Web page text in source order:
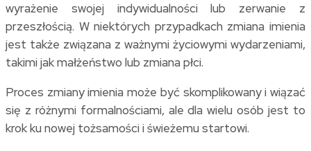
wyrażenie swojej indywidualności lub zerwanie z
przeszłością. W niektórych przypadkach zmiana imienia
jest także związana z ważnymi życiowymi wydarzeniami,
takimi jak małżeństwo lub zmiana płci.
Proces zmiany imienia może być skomplikowany i wiązać
się z różnymi formalnościami, ale dla wielu osób jest to
krok ku nowej tożsamości i świeżemu startowi.